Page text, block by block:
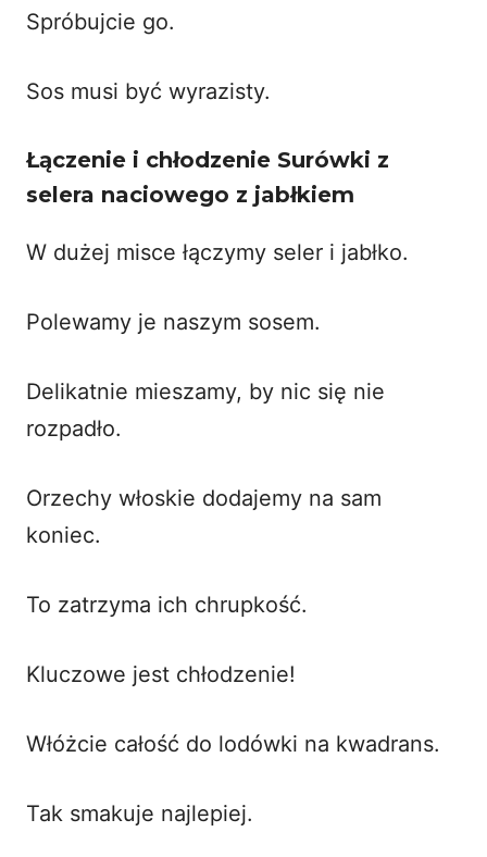
Spróbujcie go.
Sos musi być wyrazisty.
Łączenie i chłodzenie Surówki z
selera naciowego z jabłkiem
W dużej misce łączymy seler i jabłko.
Polewamy je naszym sosem.
Delikatnie mieszamy, by nic się nie
rozpadło.
Orzechy włoskie dodajemy na sam
koniec.
To zatrzyma ich chrupkość.
Kluczowe jest chłodzenie!
Włóżcie całość do lodówki na kwadrans.
Tak smakuje najlepiej.